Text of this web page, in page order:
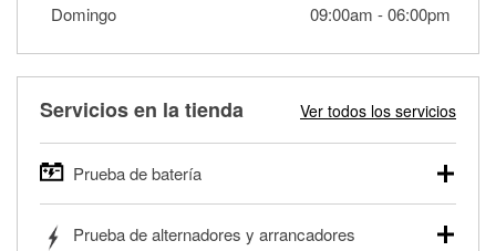
Domingo
09:00am -06:00pm
Servicios en la tienda Ver todos los servicios
Prueba de batería
autos, camionetas, SUVs, vehículos comerciales y
Prueba de alternadores y arrancadores